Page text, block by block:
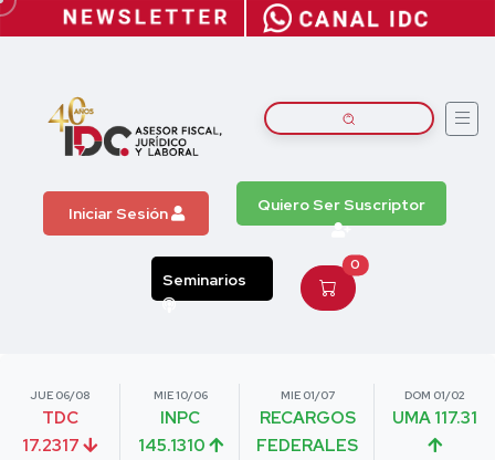
Iniciar Sesión Quiero Ser Suscriptor
Seminarios
0
JUE 06/08
TDC
17.2317
MIE 10/06
INPC
145.1310
MIE 01/07
RECARGOS
FEDERALES
DOM 01/02
UMA 117.31